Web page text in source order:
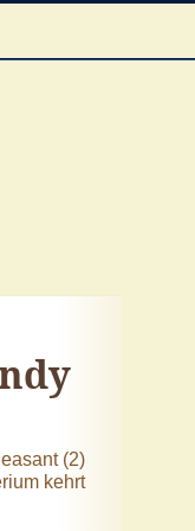
(2)
kehrt